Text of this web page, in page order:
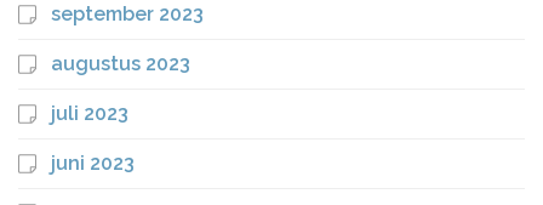
september 2023
augustus 2023
juli 2023
juni 2023